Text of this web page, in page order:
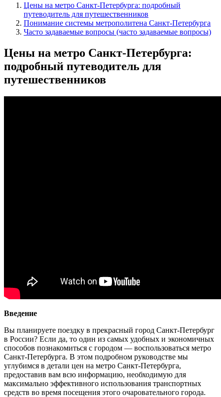
Цены на метро Санкт-Петербурга: подробный
путеводитель для путешественников
Понимание системы метрополитена Санкт-Петербурга
Часто задаваемые вопросы (часто задаваемые вопросы)
Цены на метро Санкт-Петербурга:
подробный путеводитель для
путешественников
Введение
Вы планируете поездку в прекрасный город Санкт-Петербург
в России? Если да, то один из самых удобных и экономичных
способов познакомиться с городом — воспользоваться метро
Санкт-Петербурга. В этом подробном руководстве мы
углубимся в детали цен на метро Санкт-Петербурга,
предоставив вам всю информацию, необходимую для
максимально эффективного использования транспортных
средств во время посещения этого очаровательного города.